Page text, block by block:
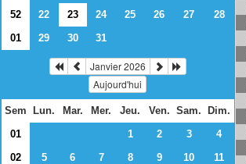
52
22 23 24 25 26 27
28
01
29 30 31
Janvier 2026
Aujourd'hui
Sem Lun. Mar. Mer. Jeu. Ven. Sam.
Dim.
01
1 2 3
4
02
5 6 7 8 9 10
11